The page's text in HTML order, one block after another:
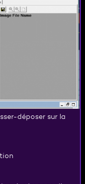
déposer sur la